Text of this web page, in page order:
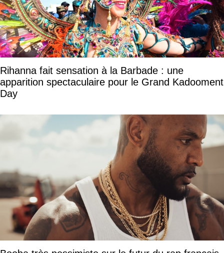
Rihanna fait sensation à la Barbade : une
apparition spectaculaire pour le Grand Kadooment
Day